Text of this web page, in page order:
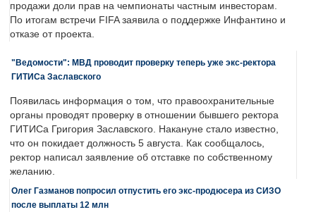
продажи доли прав на чемпионаты частным инвесторам.
По итогам встречи FIFA заявила о поддержке Инфантино и
отказе от проекта.
"Ведомости": МВД проводит проверку теперь уже экс-ректора
ГИТИСа Заславского
Появилась информация о том, что правоохранительные
органы проводят проверку в отношении бывшего ректора
ГИТИСа Григория Заславского. Накануне стало известно,
что он покидает должность 5 августа. Как сообщалось,
ректор написал заявление об отставке по собственному
желанию.
Олег Газманов попросил отпустить его экс-продюсера из СИЗО
после выплаты 12 млн